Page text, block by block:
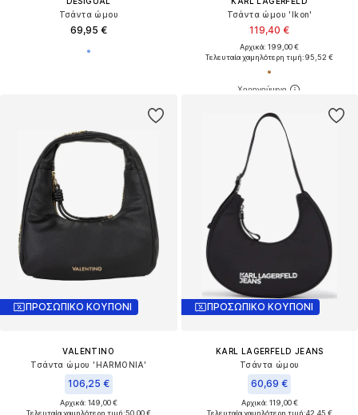
Τσάντα ώμου
69,95 €
Τσάντα ώμου 'Ikon'
119,40 €
Αρχικά: 199,00 €
Τελευταία χαμηλότερη τιμή:95,52 €
ΠΡΟΣΩΠΙΚΟ ΚΟΥΠΟΝΙ
VALENTINO
Τσάντα ώμου 'HARMONIA'
106,25 €
Αρχικά: 149,00 €
Τελευταία χαμηλότερη τιμή:50,00 €
ΠΡΟΣΩΠΙΚΟ ΚΟΥΠΟΝΙ
KARL LAGERFELD JEANS
Τσάντα ώμου
60,69 €
Αρχικά: 119,00 €
Τελευταία χαμηλότερη τιμή:42,45 €